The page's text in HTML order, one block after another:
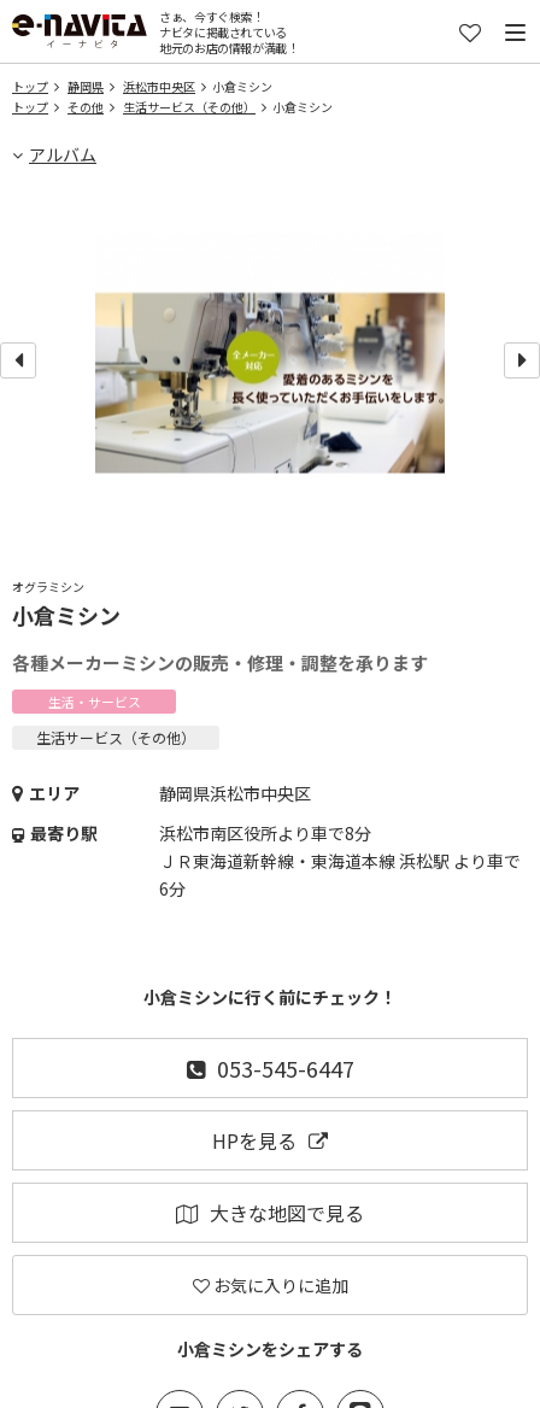
さぁ、今すぐ検索！
ナビタに掲載されている
地元のお店の情報が満載！
トップ 静岡県 浜松市中央区
小倉ミシン
トップ
その他 生活サービス（その他） 小倉ミシン
アルバム
オグラミシン
小倉ミシン
各種メーカーミシンの販売・修理・調整を承ります
生活・サービス
生活サービス（その他）
エリア
静岡県浜松市中央区
最寄り駅
浜松市南区役所より車で8分
ＪＲ東海道新幹線・東海道本線 浜松駅 より車で
6分
小倉ミシンに行く前にチェック！
053-545-6447
HPを見る
大きな地図で見る
お気に入りに追加
小倉ミシンをシェアする